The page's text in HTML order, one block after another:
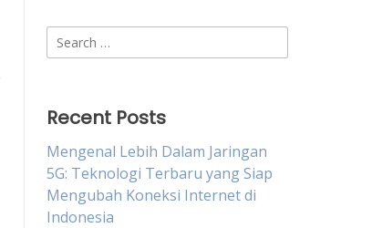
Search
for:
Recent Posts
Mengenal Lebih Dalam Jaringan
5G: Teknologi Terbaru yang Siap
Mengubah Koneksi Internet di
Indonesia